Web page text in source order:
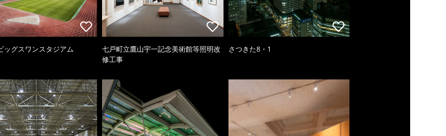
ッグスワンスタジアム
七戸町立鷹山宇一記念美術館等照明改
修工事
さつきた8・1